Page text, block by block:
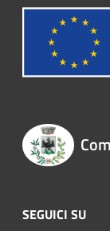
SEGUICI SU